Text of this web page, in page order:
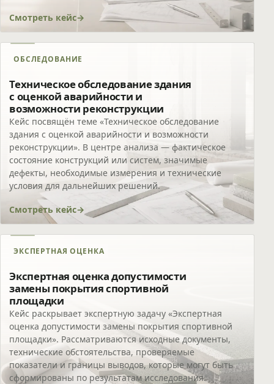
Смотреть кейс
ОБСЛЕДОВАНИЕ
Техническое обследование здания
с оценкой аварийности и
возможности реконструкции
Кейс посвящён теме «Техническое обследование
здания с оценкой аварийности и возможности
реконструкции». В центре анализа — фактическое
состояние конструкций или систем, значимые
дефекты, необходимые измерения и технические
условия для дальнейших решений.
Смотреть кейс
ЭКСПЕРТНАЯ ОЦЕНКА
Экспертная оценка допустимости
замены покрытия спортивной
площадки
Кейс раскрывает экспертную задачу «Экспертная
оценка допустимости замены покрытия спортивной
площадки». Рассматриваются исходные документы,
технические обстоятельства, проверяемые
показатели и границы выводов, которые могут быть
сформированы по результатам исследования.